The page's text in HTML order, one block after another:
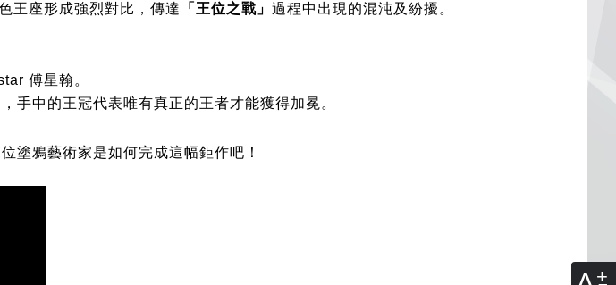
王座形成強烈對比，傳達 「王位之戰」 過程中出現的混沌及紛擾。
傅星翰。
手中的王冠代表唯有真正的王者才能獲得加冕。
塗鴉藝術家是如何完成這幅鉅作吧！